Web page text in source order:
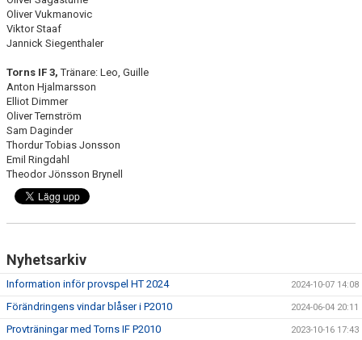
Oliver Vukmanovic
Viktor Staaf
Jannick Siegenthaler
Torns IF 3,Tränare: Leo, Guille
Anton Hjalmarsson
Elliot Dimmer
Oliver Ternström
Sam Daginder
Thordur Tobias Jonsson
Emil Ringdahl
Theodor Jönsson Brynell
Nyhetsarkiv
Information inför provspel HT 2024 2024-10-07 14:08
Förändringens vindar blåser i P2010 2024-06-04 20:11
Provträningar med Torns IF P2010 2023-10-16 17:43